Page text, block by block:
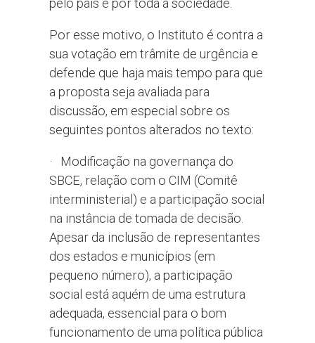
Por esse motivo, o Instituto é contra a
sua votação em trâmite de urgência e
defende que haja mais tempo para que
a proposta seja avaliada para
discussão, em especial sobre os
seguintes pontos alterados no texto:
· Modificação na governança do
SBCE, relação com o CIM (Comitê
interministerial) e a participação social
na instância de tomada de decisão.
Apesar da inclusão de representantes
dos estados e municípios (em
pequeno número), a participação
social está aquém de uma estrutura
adequada, essencial para o bom
funcionamento de uma política pública